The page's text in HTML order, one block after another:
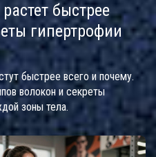
быстрее
гипертрофии
быстрее всего и почему.
волокон и секреты
зоны тела.